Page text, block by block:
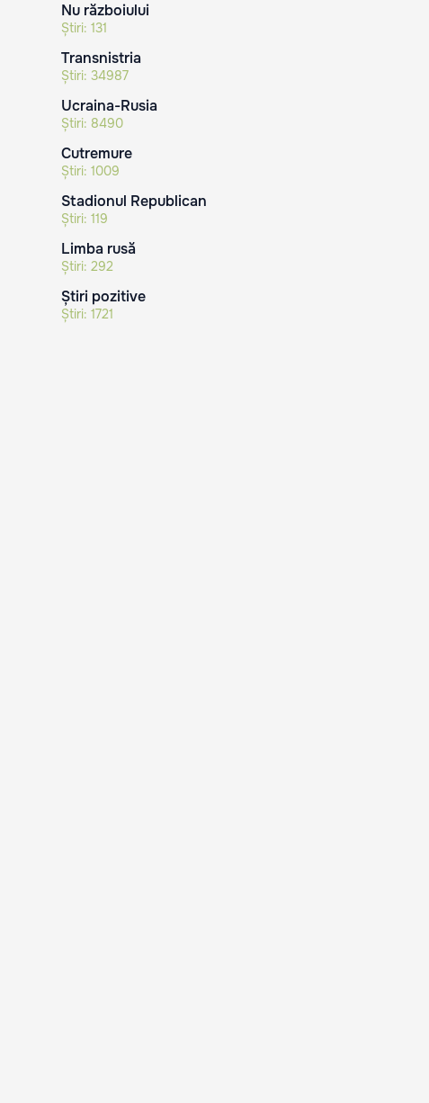
Nu războiului
Știri: 131
Transnistria
Știri: 34987
Ucraina-Rusia
Știri: 8490
Cutremure
Știri: 1009
Stadionul Republican
Știri: 119
Limba rusă
Știri: 292
Știri pozitive
Știri: 1721